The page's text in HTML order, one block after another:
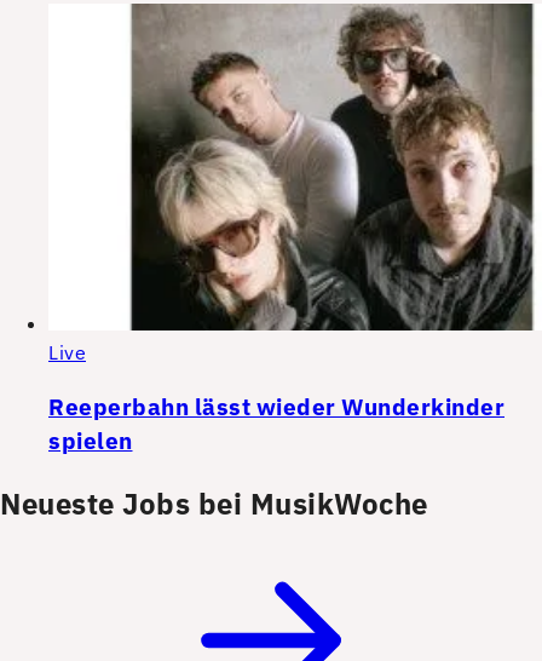
Live
Reeperbahn lässt wieder Wunderkinder
spielen
Neueste Jobs bei MusikWoche